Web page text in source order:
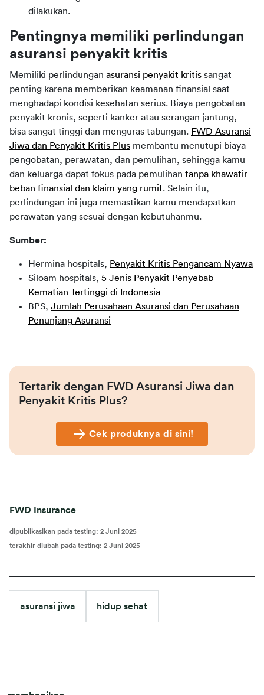
dilakukan.
Pentingnya memiliki perlindungan
asuransi penyakit kritis
Memiliki perlindungan asuransi penyakit kritis sangat
penting karena memberikan keamanan finansial saat
menghadapi kondisi kesehatan serius. Biaya pengobatan
penyakit kronis, seperti kanker atau serangan jantung,
bisa sangat tinggi dan menguras tabungan. FWD Asuransi
Jiwa dan Penyakit Kritis Plus membantu menutupi biaya
pengobatan, perawatan, dan pemulihan, sehingga kamu
dan keluarga dapat fokus pada pemulihan tanpa khawatir
beban finansial dan klaim yang rumit. Selain itu,
perlindungan ini juga memastikan kamu mendapatkan
perawatan yang sesuai dengan kebutuhanmu.
Sumber:
Hermina hospitals, Penyakit Kritis Pengancam Nyawa
Siloam hospitals, 5 Jenis Penyakit Penyebab
Kematian Tertinggi di Indonesia
BPS, Jumlah Perusahaan Asuransi dan Perusahaan
Penunjang Asuransi
Tertarik dengan FWD Asuransi Jiwa dan
Penyakit Kritis Plus?
Cek produknya di sini!
FWD Insurance
dipublikasikan pada testing: 2 Juni 2025
terakhir diubah pada testing: 2 Juni 2025
asuransi jiwa hidup sehat